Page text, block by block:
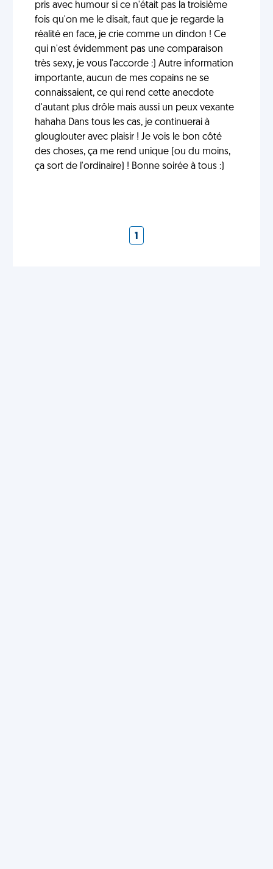
pris avec humour si ce n'était pas la troisième
fois qu'on me le disait, faut que je regarde la
réalité en face, je crie comme un dindon ! Ce
qui n'est évidemment pas une comparaison
très sexy, je vous l'accorde :) Autre information
importante, aucun de mes copains ne se
connaissaient, ce qui rend cette anecdote
d'autant plus drôle mais aussi un peux vexante
hahaha Dans tous les cas, je continuerai à
glouglouter avec plaisir ! Je vois le bon côté
des choses, ça me rend unique (ou du moins,
ça sort de l'ordinaire) ! Bonne soirée à tous :)
1